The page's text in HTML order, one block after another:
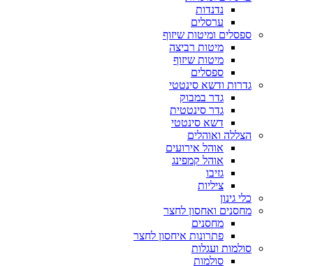
נדנדות
ערסלים
ספסלים ומיטות שיזוף
מיטות רביצה
מיטות שיזוף
ספסלים
גדרות ודשא סינטטי
גדר במבוק
גדר סינטטית
דשא סינטטי
הצללה ואוהלים
אוהל אירועים
אוהל קמפינג
גזיבו
ציליות
כלי גינון
מחסנים ואחסון לחצר
מחסנים
פתרונות איחסון לחצר
סולמות ועגלות
סולמות